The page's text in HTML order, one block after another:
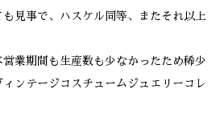
見事で、ハスケル同等、またそれ以上
業期間も生産数も少なかったため稀少
ンテージコスチュームジュエリーコレ